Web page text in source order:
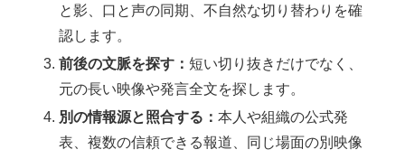
と影、口と声の同期、不自然な切り替わりを確
認します。
前後の文脈を探す：短い切り抜きだけでなく、
元の長い映像や発言全文を探します。
別の情報源と照合する：本人や組織の公式発
表、複数の信頼できる報道、同じ場面の別映像